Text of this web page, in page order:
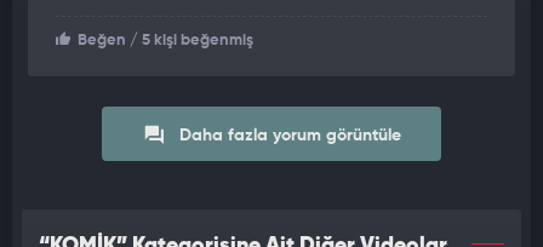
Beğen / 5 kişi beğenmiş
Daha fazla yorum görüntüle